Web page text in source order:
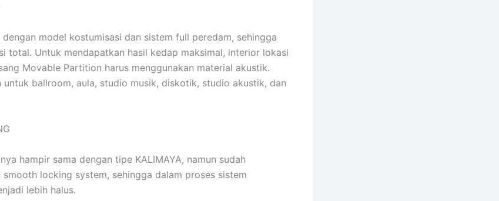
model kostumisasi dan sistem full peredam, sehingga
total. Untuk mendapatkan hasil kedap maksimal, interior lokasi
Movable Partition harus menggunakan material akustik.
untuk ballroom, aula, studio musik, diskotik, studio akustik, dan
hampir sama dengan tipe KALIMAYA, namun sudah
locking system, sehingga dalam proses sistem
lebih halus.